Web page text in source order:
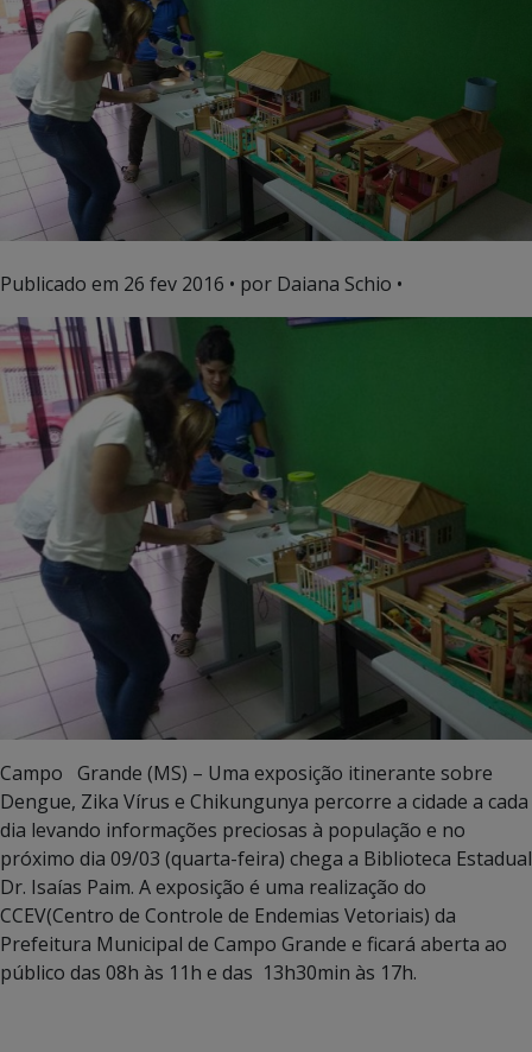
Publicado em 26 fev 2016 • por Daiana Schio •
Campo Grande (MS) – Uma exposição itinerante sobre
Dengue, Zika Vírus e Chikungunya percorre a cidade a cada
dia levando informações preciosas à população e no
próximo dia 09/03 (quarta-feira) chega a Biblioteca Estadual
Dr. Isaías Paim. A exposição é uma realização do
CCEV(Centro de Controle de Endemias Vetoriais) da
Prefeitura Municipal de Campo Grande e ficará aberta ao
público das 08h às 11h e das 13h30min às 17h.